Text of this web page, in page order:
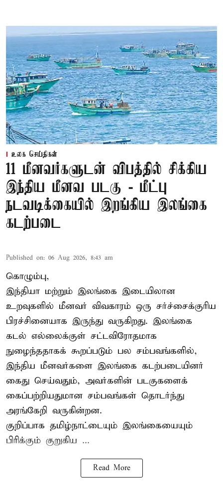
உலக செய்திகள்
11 மீனவர்களுடன் விபத்தில் சிக்கிய
இந்திய மீனவ படகு - மீட்பு
நடவடிக்கையில் இறங்கிய இலங்கை
கடற்படை
Published on: 06 Aug 2026, 8:43 am
கொழும்பு,
இந்தியா மற்றும் இலங்கை இடையிலான
உறவுகளில் மீனவர் விவகாரம் ஒரு சர்ச்சைக்குரிய
பிரச்சினையாக இருந்து வருகிறது. இலங்கை
கடல் எல்லைக்குள் சட்டவிரோதமாக
நுழைந்ததாகக் கூறப்படும் பல சம்பவங்களில்,
இந்திய மீனவர்களை இலங்கை கடற்படையினர்
கைது செய்வதும், அவர்களின் படகுகளைக்
கைப்பற்றியதுமான சம்பவங்கள் தொடர்ந்து
அரங்கேறி வருகின்றன.
குறிப்பாக தமிழ்நாட்டையும் இலங்கையையும்
பிரிக்கும் குறுகிய ...
Read More